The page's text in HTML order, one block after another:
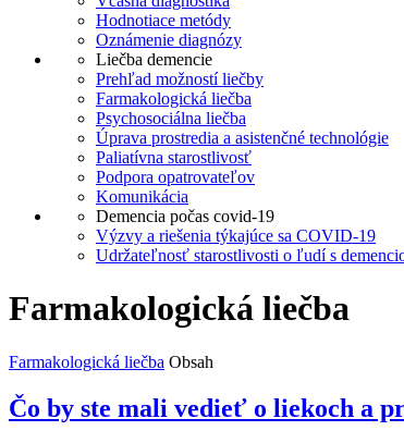
Hodnotiace metódy
Oznámenie diagnózy
Liečba demencie
Prehľad možností liečby
Farmakologická liečba
Psychosociálna liečba
Úprava prostredia a asistenčné technológie
Paliatívna starostlivosť
Podpora opatrovateľov
Komunikácia
Demencia počas covid-19
Výzvy a riešenia týkajúce sa COVID-19
Udržateľnosť starostlivosti o ľudí s
Farmakologická liečba
Farmakologická liečba Obsah
Čo by ste mali vedieť o liekoch a